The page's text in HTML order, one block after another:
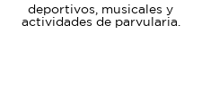
deportivos, musicales y
actividades de parvularia.